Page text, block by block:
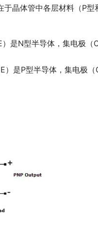
体管中各层材料（P型
是N型半导体，集电极（
）是P型半导体，集电极